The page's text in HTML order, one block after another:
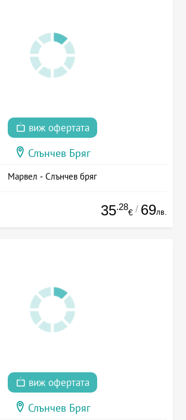
виж офертата
Слънчев Бряг
Марвел - Слънчев бряг
35.28
€ / 69лв.
виж офертата
Слънчев Бряг